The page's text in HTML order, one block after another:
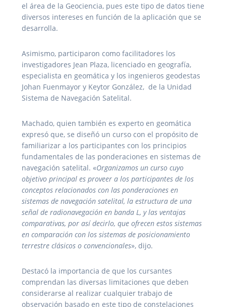
el área de la Geociencia, pues este tipo de datos tiene
diversos intereses en función de la aplicación que se
desarrolla.
Asimismo, participaron como facilitadores los
investigadores Jean Plaza, licenciado en geografía,
especialista en geomática y los ingenieros geodestas
Johan Fuenmayor y Keytor González, de la Unidad
Sistema de Navegación Satelital.
Machado, quien también es experto en geomática
expresó que, se diseñó un curso con el propósito de
familiarizar a los participantes con los principios
fundamentales de las ponderaciones en sistemas de
navegación satelital. «Organizamos un curso cuyo
objetivo principal es proveer a los participantes de los
conceptos relacionados con las ponderaciones en
sistemas de navegación satelital, la estructura de una
señal de radionavegación en banda L, y las ventajas
comparativas, por así decirlo, que ofrecen estos sistemas
en comparación con los sistemas de posicionamiento
terrestre clásicos o convencionales», dijo.
Destacó la importancia de que los cursantes
comprendan las diversas limitaciones que deben
considerarse al realizar cualquier trabajo de
observación basado en este tipo de constelaciones